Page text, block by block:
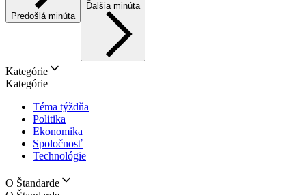
Predošlá minúta
Ďalšia minúta
Kategórie
Kategórie
Téma týždňa
Politika
Ekonomika
Spoločnosť
Technológie
O Štandarde